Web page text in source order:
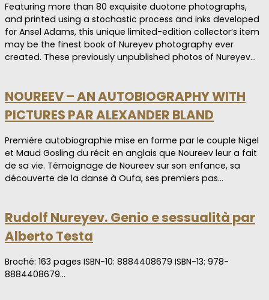
Featuring more than 80 exquisite duotone photographs,
and printed using a stochastic process and inks developed
for Ansel Adams, this unique limited-edition collector’s item
may be the finest book of Nureyev photography ever
created. These previously unpublished photos of Nureyev…
NOUREEV – AN AUTOBIOGRAPHY WITH
PICTURES PAR ALEXANDER BLAND
Première autobiographie mise en forme par le couple Nigel
et Maud Gosling du récit en anglais que Noureev leur a fait
de sa vie. Témoignage de Noureev sur son enfance, sa
découverte de la danse à Oufa, ses premiers pas…
Rudolf Nureyev. Genio e sessualità par
Alberto Testa
Broché: 163 pages ISBN-10: 8884408679 ISBN-13: 978-
8884408679…